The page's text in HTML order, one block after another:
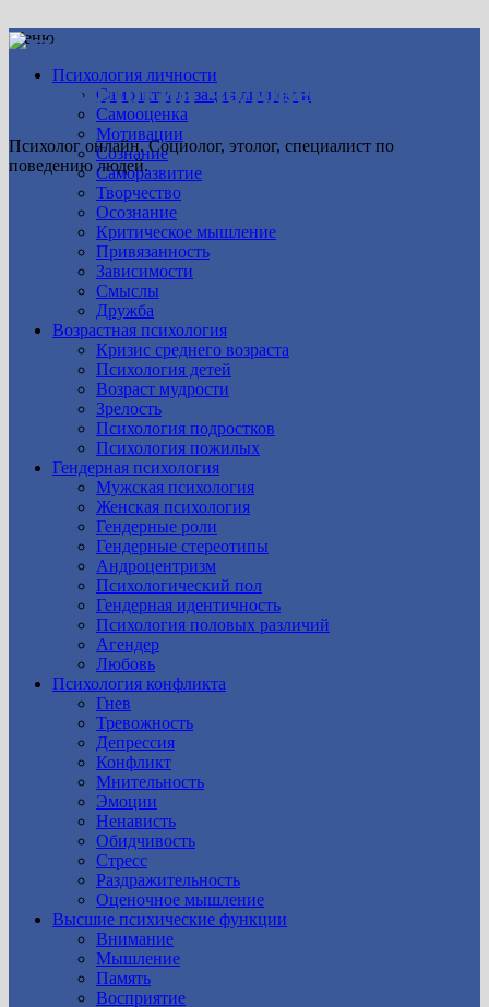
Психология человека
Психолог онлайн. Социолог, этолог, специалист по
поведению людей.
Меню
Психология личности
Самоактуализация личности
Самооценка
Мотивации
Сознание
Саморазвитие
Творчество
Осознание
Критическое мышление
Привязанность
Зависимости
Смыслы
Дружба
Возрастная психология
Кризис среднего возраста
Психология детей
Возраст мудрости
Зрелость
Психология подростков
Психология пожилых
Гендерная психология
Мужская психология
Женская психология
Гендерные роли
Гендерные стереотипы
Андроцентризм
Психологический пол
Гендерная идентичность
Психология половых различий
Агендер
Любовь
Психология конфликта
Гнев
Тревожность
Депрессия
Конфликт
Мнительность
Эмоции
Ненависть
Обидчивость
Стресс
Раздражительность
Оценочное мышление
Высшие психические функции
Внимание
Мышление
Память
Восприятие